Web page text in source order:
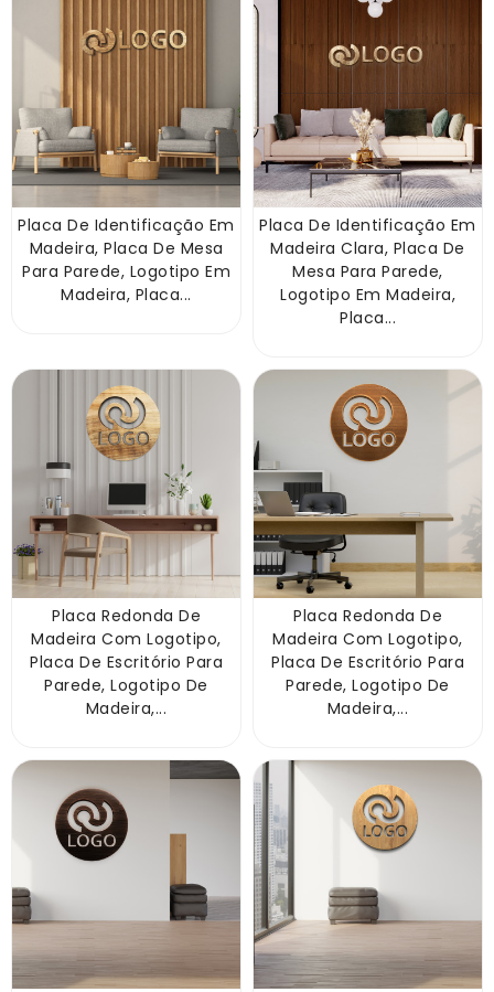
Placa De Identificação Em
Madeira, Placa De Mesa
Para Parede, Logotipo Em
Madeira, Placa...
Placa De Identificação Em
Madeira Clara, Placa De
Mesa Para Parede,
Logotipo Em Madeira,
Placa...
Placa Redonda De
Madeira Com Logotipo,
Placa De Escritório Para
Parede, Logotipo De
Madeira,...
Placa Redonda De
Madeira Com Logotipo,
Placa De Escritório Para
Parede, Logotipo De
Madeira,...